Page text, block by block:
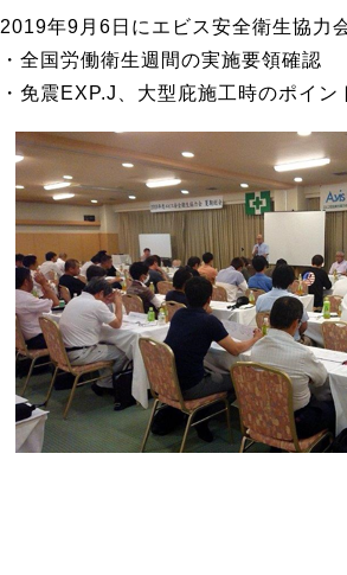
2019年9月6日にエビス安全衛生協力
・全国労働衛生週間の実施要領確認
・免震EXP.J、大型庇施工時のポイ